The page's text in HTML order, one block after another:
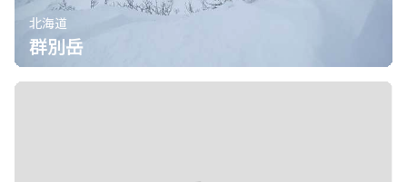
北海道
群別岳